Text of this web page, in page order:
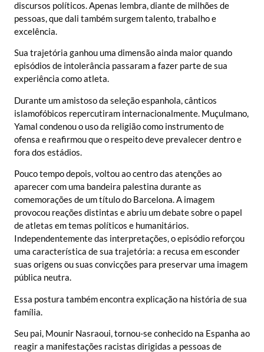
discursos políticos. Apenas lembra, diante de milhões de
pessoas, que dali também surgem talento, trabalho e
excelência.
Sua trajetória ganhou uma dimensão ainda maior quando
episódios de intolerância passaram a fazer parte de sua
experiência como atleta.
Durante um amistoso da seleção espanhola, cânticos
islamofóbicos repercutiram internacionalmente. Muçulmano,
Yamal condenou o uso da religião como instrumento de
ofensa e reafirmou que o respeito deve prevalecer dentro e
fora dos estádios.
Pouco tempo depois, voltou ao centro das atenções ao
aparecer com uma bandeira palestina durante as
comemorações de um título do Barcelona. A imagem
provocou reações distintas e abriu um debate sobre o papel
de atletas em temas políticos e humanitários.
Independentemente das interpretações, o episódio reforçou
uma característica de sua trajetória: a recusa em esconder
suas origens ou suas convicções para preservar uma imagem
pública neutra.
Essa postura também encontra explicação na história de sua
família.
Seu pai, Mounir Nasraoui, tornou-se conhecido na Espanha ao
reagir a manifestações racistas dirigidas a pessoas de